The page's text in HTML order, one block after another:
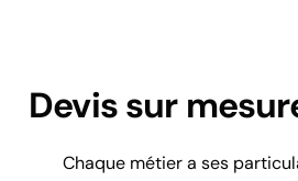
Devis sur
Chaque métier a ses